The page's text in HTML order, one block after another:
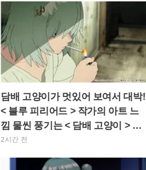
담배 고양이가 멋있어 보여서 대박!
< 블루 피리어드 > 작가의 아트 느
낌 물씬 풍기는 < 담배 고양이 > 일
러스트에 "어쩌면 예대에 있을 법
2시간 전